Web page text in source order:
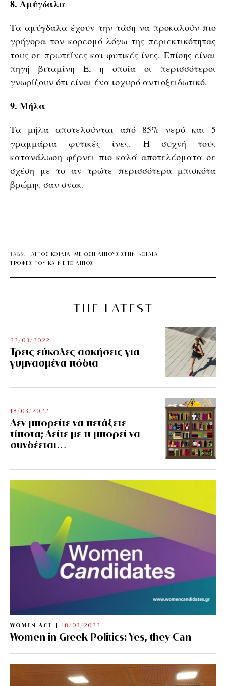
8. Αμύγδαλα
Τα αμύγδαλα έχουν την τάση να προκαλούν πιο
γρήγορα τον κορεσμό λόγω της περιεκτικότητας
τους σε πρωτεΐνες και φυτικές ίνες. Επίσης είναι
πηγή βιταμίνη Ε, η οποία οι περισσότεροι
γνωρίζουν ότι είναι ένα ισχυρό αντιοξειδωτικό.
9. Μήλα
Τα μήλα αποτελούνται από 85% νερό και 5
γραμμάρια φυτικές ίνες. Η συχνή τους
κατανάλωση φέρνει πιο καλά αποτελέσματα σε
σχέση με το αν τρώτε περισσότερα μπισκότα
βρώμης σαν σνακ.
TAGS: ΛΙΠΟΣ ΚΟΙΛΙΑ
ΜΕΙΩΣΗ ΛΙΠΟΥΣ ΣΤΗΝ ΚΟΙΛΙΑ
ΤΡΟΦΕΣ ΠΟΥ ΚΑΙΝΕ ΤΟ ΛΙΠΟΣ
THE LATEST
22/03/2022
Τρεις εύκολες ασκήσεις για
γυμνασμένα πόδια
18/03/2022
Δεν μπορείτε να πετάξετε
τίποτα; Δείτε με τι μπορεί να
συνδέεται…
WOMEN ACT 18/03/2022
Women in Greek Politics: Yes, they Can